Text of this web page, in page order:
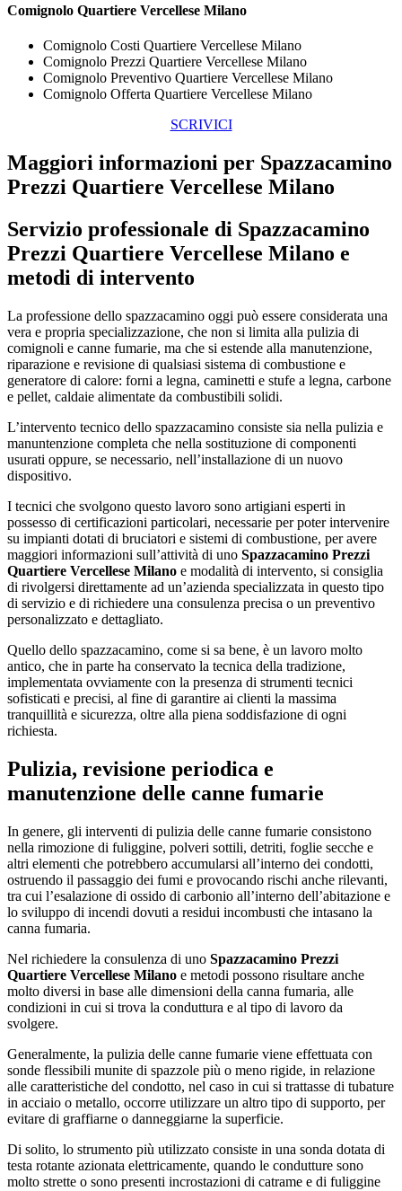
Comignolo Quartiere Vercellese Milano
Comignolo Costi Quartiere Vercellese Milano
Comignolo Prezzi Quartiere Vercellese Milano
Comignolo Preventivo Quartiere Vercellese Milano
Comignolo Offerta Quartiere Vercellese Milano
SCRIVICI
Maggiori informazioni per Spazzacamino
Prezzi Quartiere Vercellese Milano
Servizio professionale di Spazzacamino
Prezzi Quartiere Vercellese Milano e
metodi di intervento
La professione dello spazzacamino oggi può essere considerata una
vera e propria specializzazione, che non si limita alla pulizia di
comignoli e canne fumarie, ma che si estende alla manutenzione,
riparazione e revisione di qualsiasi sistema di combustione e
generatore di calore: forni a legna, caminetti e stufe a legna, carbone
e pellet, caldaie alimentate da combustibili solidi.
L’intervento tecnico dello spazzacamino consiste sia nella pulizia e
manuntenzione completa che nella sostituzione di componenti
usurati oppure, se necessario, nell’installazione di un nuovo
dispositivo.
I tecnici che svolgono questo lavoro sono artigiani esperti in
possesso di certificazioni particolari, necessarie per poter intervenire
su impianti dotati di bruciatori e sistemi di combustione, per avere
maggiori informazioni sull’attività di uno Spazzacamino Prezzi
Quartiere Vercellese Milano e modalità di intervento, si consiglia
di rivolgersi direttamente ad un’azienda specializzata in questo tipo
di servizio e di richiedere una consulenza precisa o un preventivo
personalizzato e dettagliato.
Quello dello spazzacamino, come si sa bene, è un lavoro molto
antico, che in parte ha conservato la tecnica della tradizione,
implementata ovviamente con la presenza di strumenti tecnici
sofisticati e precisi, al fine di garantire ai clienti la massima
tranquillità e sicurezza, oltre alla piena soddisfazione di ogni
richiesta.
Pulizia, revisione periodica e
manutenzione delle canne fumarie
In genere, gli interventi di pulizia delle canne fumarie consistono
nella rimozione di fuliggine, polveri sottili, detriti, foglie secche e
altri elementi che potrebbero accumularsi all’interno dei condotti,
ostruendo il passaggio dei fumi e provocando rischi anche rilevanti,
tra cui l’esalazione di ossido di carbonio all’interno dell’abitazione e
lo sviluppo di incendi dovuti a residui incombusti che intasano la
canna fumaria.
Nel richiedere la consulenza di uno Spazzacamino Prezzi
Quartiere Vercellese Milano e metodi possono risultare anche
molto diversi in base alle dimensioni della canna fumaria, alle
condizioni in cui si trova la conduttura e al tipo di lavoro da
svolgere.
Generalmente, la pulizia delle canne fumarie viene effettuata con
sonde flessibili munite di spazzole più o meno rigide, in relazione
alle caratteristiche del condotto, nel caso in cui si trattasse di tubature
in acciaio o metallo, occorre utilizzare un altro tipo di supporto, per
evitare di graffiarne o danneggiarne la superficie.
Di solito, lo strumento più utilizzato consiste in una sonda dotata di
testa rotante azionata elettricamente, quando le condutture sono
molto strette o sono presenti incrostazioni di catrame e di fuliggine